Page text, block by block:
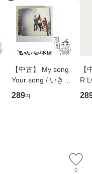
【中古】 My song
Your song / いきも
のがかり / [CD]
【メール便送料無
289円
【
R
産
0